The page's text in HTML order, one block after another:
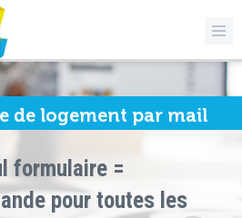
de logement par mail
formulaire =
pour toutes les